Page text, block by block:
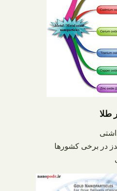
طلا
در برخی کشورها